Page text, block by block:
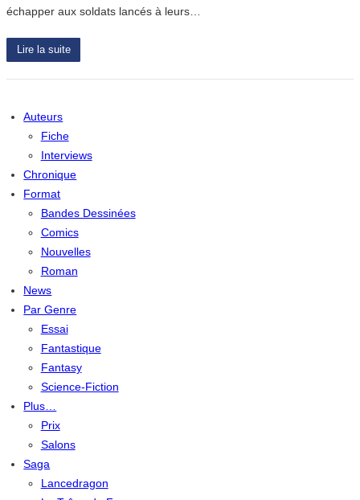
échapper aux soldats lancés à leurs…
Lire la suite
Auteurs
Fiche
Interviews
Chronique
Format
Bandes Dessinées
Comics
Nouvelles
Roman
News
Par Genre
Essai
Fantastique
Fantasy
Science-Fiction
Plus…
Prix
Salons
Saga
Lancedragon